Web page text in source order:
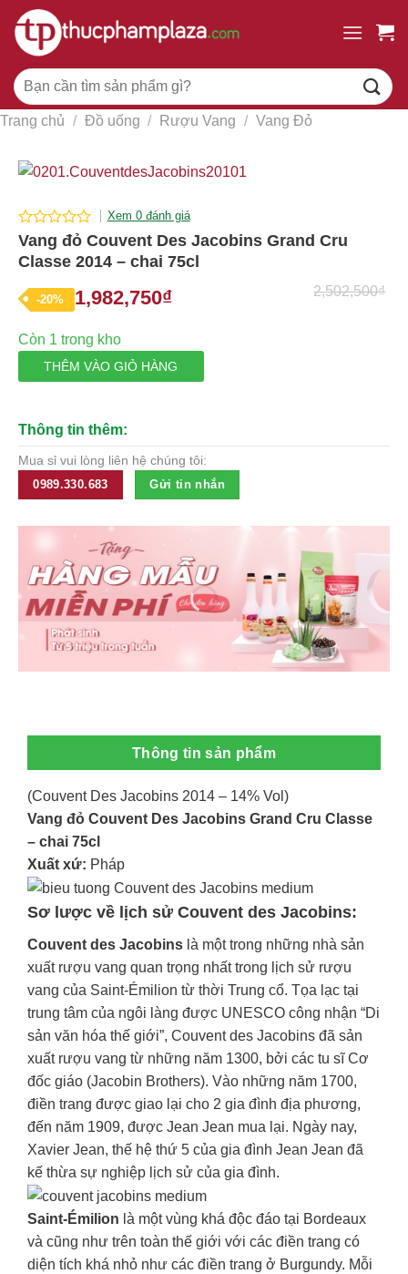
Chuyển
đến
dung
Tìm
kiếm:
Trang chủ / Đồ uống / Rượu Vang / Vang Đỏ
0
out
of
Xem 0 đánh giá
Vang đỏ Couvent Des Jacobins Grand Cru
Classe 2014 – chai 75cl
-20%
2,502,500₫
Giá
là:
2,502,500₫.
1,982,750₫Giá
tại
là:
Còn 1 trong kho
THÊM VÀO GIỎ HÀNG
Thông tin thêm:
Mua sỉ vui lòng liên hệ chúng tôi:
0989.330.683
Gửi tin nhắn
Thông tin sản phẩm
(Couvent Des Jacobins 2014 – 14% Vol)
Vang đỏ Couvent Des Jacobins Grand Cru Classe
– chai 75cl
Xuất xứ: Pháp
Sơ lược về lịch sử Couvent des Jacobins:
Couvent des Jacobinslà một trong những nhà sản
xuất rượu vang quan trọng nhất trong lịch sử rượu
vang của Saint-Émilion từ thời Trung cổ. Tọa lạc tại
trung tâm của ngôi làng được UNESCO công nhận “Di
sản văn hóa thế giới”, Couvent des Jacobins đã sản
xuất rượu vang từ những năm 1300, bởi các tu sĩ Cơ
đốc giáo (Jacobin Brothers). Vào những năm 1700,
điền trang được giao lại cho 2 gia đình địa phương,
đến năm 1909, được Jean Jean mua lại. Ngày nay,
Xavier Jean, thế hệ thứ 5 của gia đình Jean Jean đã
kế thừa sự nghiệp lịch sử của gia đình.
Saint-Émilion là một vùng khá độc đáo tại Bordeaux
và cũng như trên toàn thế giới với các điền trang có
diện tích khá nhỏ như các điền trang ở Burgundy. Mỗi